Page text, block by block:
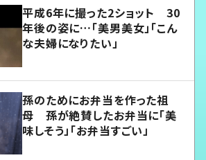
平成6年に撮った2ショット 30
年後の姿に…「美男美女」「こん
な夫婦になりたい」
孫のためにお弁当を作った祖
母 孫が絶賛したお弁当に「美
味しそう」「お弁当すごい」